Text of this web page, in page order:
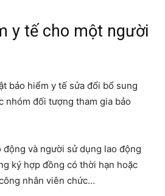
y tế cho một người
bảo hiểm y tế sửa đổi bổ sung
nhóm đối tượng tham gia bảo
và người sử dụng lao động
ký hợp đồng có thời hạn hoặc
nhân viên chức…